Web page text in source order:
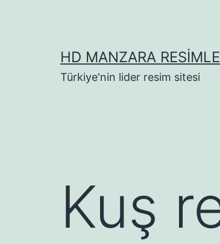
HD MANZARA
Türkiye'nin lider resim sitesi
Kuş